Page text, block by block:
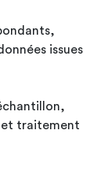
issues
et traitement